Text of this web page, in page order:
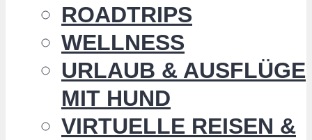
ROADTRIPS
WELLNESS
URLAUB & AUSFLÜGE
MIT HUND
VIRTUELLE REISEN &